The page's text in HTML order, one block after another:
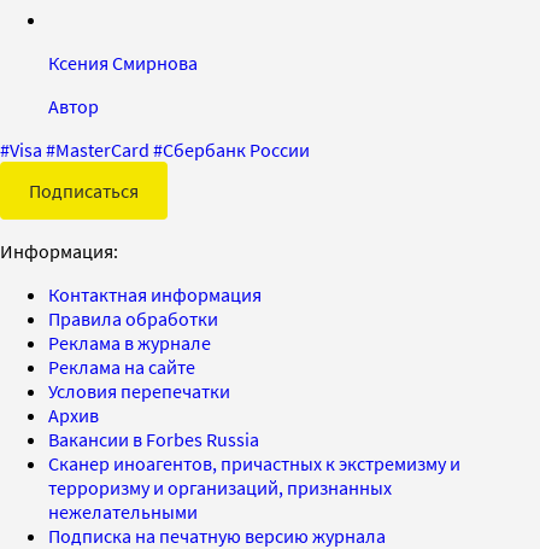
Ксения Смирнова
Автор
#Visa #MasterCard #Сбербанк России
Подписаться
Информация:
Контактная информация
Правила обработки
Реклама в журнале
Реклама на сайте
Условия перепечатки
Архив
Вакансии в Forbes Russia
Сканер иноагентов, причастных к экстремизму и
терроризму и организаций, признанных
нежелательными
Подписка на печатную версию журнала